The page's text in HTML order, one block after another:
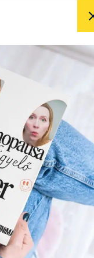
fel önmagukat
olyan vagy:)
Kardashian
hez méltó